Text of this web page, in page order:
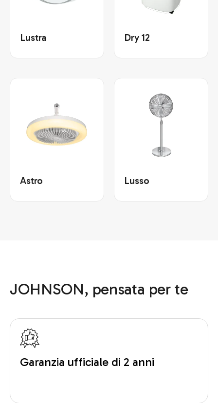
Lustra Dry 12
Astro Lusso
JOHNSON, pensata per te
Garanzia ufficiale di 2 anni